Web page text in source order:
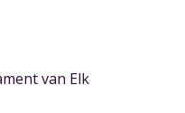
van Elk